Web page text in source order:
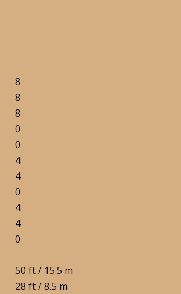
8
8
8
0
0
4
4
0
4
4
0
50 ft / 15.5 m
28 ft / 8.5 m